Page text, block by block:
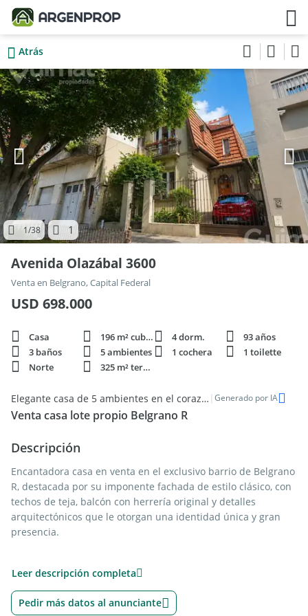
Atrás
1/38 1
Avenida Olazábal 3600
Venta en Belgrano, Capital Federal
USD 698.000
Casa 196 m² cubie. 4 dorm.
93 años
3 baños
5 ambientes 1 cochera
1 toilette
Norte
325 m² terren.
Elegante casa de 5 ambientes en el corazón de Belgrano | Generado por IA
Venta casa lote propio Belgrano R
Descripción
Encantadora casa en venta en el exclusivo barrio de Belgrano
R, destacada por su imponente fachada de estilo clásico, con
techos de teja, balcón con herrería original y detalles
arquitectónicos que le otorgan una identidad única y gran
presencia.
privacidad.
En planta baja, la propiedad ofrece un amplio y luminoso
Leer descripción completa
Pedir más datos al anunciante